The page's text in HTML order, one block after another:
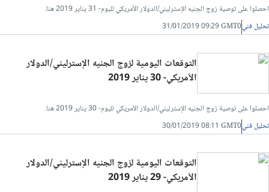
تحليل فني/سعر الدينار الاردني مقابل الجنيه المصرى
تحليل فني/الدولار مقابل الليرة التركية
تحليل فني/الدولار مقابل الريال القطري
تحليل فني/الدينار العراقي مقابل الدولار
تحليل فني/الدرهم الاماراتي مقابل الجنيه المصري
احصلوا على توصية زوج الجنيه الإسترليني/الدولار الأمريكي لليوم- 31 يناير 2019 هنا.
تحليل فني31/01/2019 09:29 GMT0
التوقعات اليومية لزوج الجنيه الإسترليني/الدولار
الأمريكي- 30 يناير 2019
احصلوا على توصية زوج الجنيه الإسترليني/الدولار الأمريكي لليوم- 30 يناير 2019 هنا.
تحليل فني30/01/2019 08:11 GMT0
التوقعات اليومية لزوج الجنيه الإسترليني/الدولار
الأمريكي- 29 يناير 2019